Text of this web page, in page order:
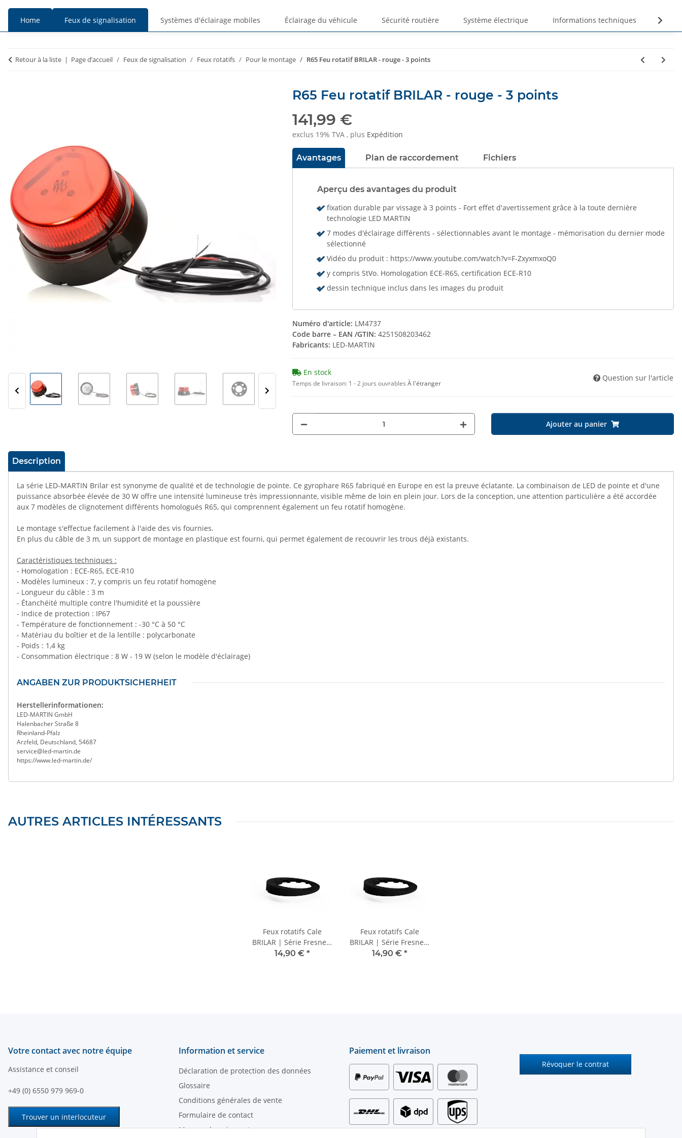
Home Feux de signalisation Systèmes d'éclairage mobiles Éclairage du véhicule Sécurité routière Système électrique Informations techniques
TTC
HT
Retour à la liste Page d’accueil Feux de signalisation Feux rotatifs Pour le montage R65 Feu rotatif BRILAR - rouge - 3 points
R65 Feu rotatif BRILAR - rouge - 3 points
141,99 €
exclus 19% TVA , plus Expédition
Avantages Plan de raccordement Fichiers
Aperçu des avantages du produit
fixation durable par vissage à 3 points - Fort effet d'avertissement grâce à la toute dernière
technologie LED MARTIN
7 modes d'éclairage différents - sélectionnables avant le montage - mémorisation du dernier mode
sélectionné
Vidéo du produit : https://www.youtube.com/watch?v=F-ZxyxmxoQ0
y compris StVo. Homologation ECE-R65, certification ECE-R10
dessin technique inclus dans les images du produit
Numéro d'article: LM4737
Code barre – EAN /GTIN: 4251508203462
Fabricants: LED-MARTIN
En stock
Temps de livraison: 1 - 2 jours ouvrables À l'étranger
Question sur l'article
Ajouter au panier
#productDetails.showMoreTabs#
Description
La série LED-MARTIN Brilar est synonyme de qualité et de technologie de pointe. Ce gyrophare R65 fabriqué en Europe en est la preuve éclatante. La combinaison de LED de pointe et d'une
puissance absorbée élevée de 30 W offre une intensité lumineuse très impressionnante, visible même de loin en plein jour. Lors de la conception, une attention particulière a été accordée
aux 7 modèles de clignotement différents homologués R65, qui comprennent également un feu rotatif homogène.
Le montage s'effectue facilement à l'aide des vis fournies.
En plus du câble de 3 m, un support de montage en plastique est fourni, qui permet également de recouvrir les trous déjà existants.
Caractéristiques techniques :
- Homologation : ECE-R65, ECE-R10
- Modèles lumineux : 7, y compris un feu rotatif homogène
- Longueur du câble : 3 m
- Étanchéité multiple contre l'humidité et la poussière
- Indice de protection : IP67
- Température de fonctionnement : -30 °C à 50 °C
- Matériau du boîtier et de la lentille : polycarbonate
- Poids : 1,4 kg
- Consommation électrique : 8 W - 19 W (selon le modèle d'éclairage)
ANGABEN ZUR PRODUKTSICHERHEIT
Herstellerinformationen:
LED-MARTIN GmbH
Halenbacher Straße 8
Rheinland-Pfalz
Arzfeld, Deutschland, 54687
service@led-martin.de
https://www.led-martin.de/
AUTRES ARTICLES INTÉRESSANTS
Feux rotatifs Cale
BRILAR | Série Fresnel -
166 mm | 7,2 degrés
14,90 € *
Feux rotatifs Cale
BRILAR | Série Fresnel -
166 mm | 7,2 degrés
14,90 € *
Votre contact avec notre équipe
Assistance et conseil
+49 (0) 6550 979 969-0
Trouver un interlocuteur
Information et service
Déclaration de protection des données
Glossaire
Conditions générales de vente
Formulaire de contact
Moyens de paiement
Paiement et livraison
Révoquer le contrat